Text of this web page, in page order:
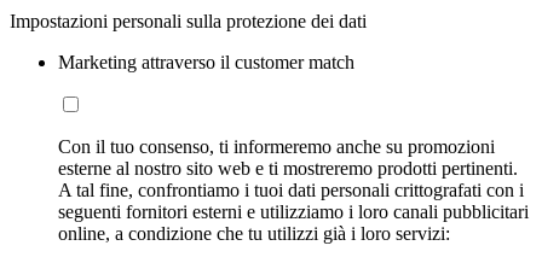
Impostazioni personali sulla protezione dei dati
Marketing attraverso il customer match
Con il tuo consenso, ti informeremo anche su promozioni
esterne al nostro sito web e ti mostreremo prodotti pertinenti.
A tal fine, confrontiamo i tuoi dati personali crittografati con i
seguenti fornitori esterni e utilizziamo i loro canali pubblicitari
online, a condizione che tu utilizzi già i loro servizi: